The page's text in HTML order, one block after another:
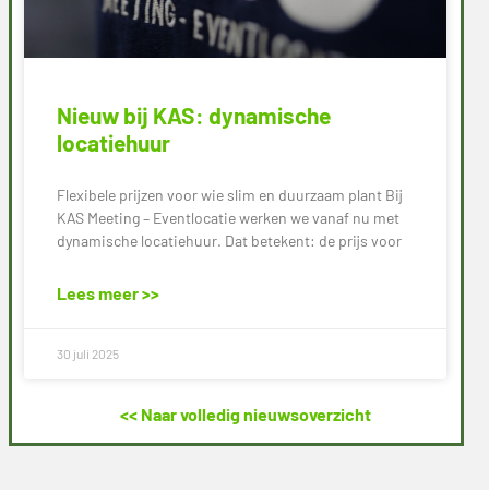
Nieuw bij KAS: dynamische
locatiehuur
Flexibele prijzen voor wie slim en duurzaam plant Bij
KAS Meeting – Eventlocatie werken we vanaf nu met
dynamische locatiehuur. Dat betekent: de prijs voor
Lees meer >>
30 juli 2025
<< Naar volledig nieuwsoverzicht